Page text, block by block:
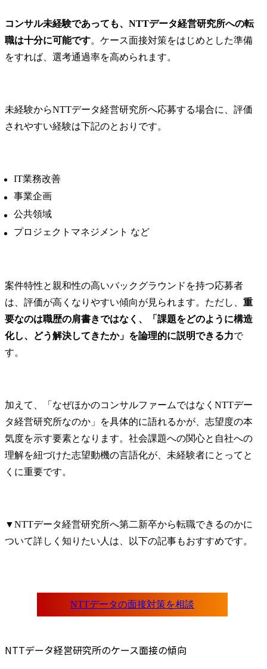
コンサル未経験であっても、NTTデータ経営研究所への転
職は十分に可能です。ケース面接対策をはじめとした準備
をすれば、選考通過率を高められます。
未経験からNTTデータ経営研究所へ応募する場合に、評価
されやすい経験は下記のとおりです。
IT業務改善
事業企画
公共領域
プロジェクトマネジメント など
案件特性と親和性の高いバックグラウンドを持つ応募者
は、評価が高くなりやすい傾向が見られます。ただし、 重
要なのは職歴の肩書きではなく、「課題をどのように構造
化し、どう解決してきたか」を論理的に説明できる力で
す。
加えて、「なぜほかのコンサルファームではなくNTTデー
タ経営研究所なのか」を具体的に語れるかが、志望度の本
気度を示す要素となります。社会課題への関心と自社への
理解を紐づけた志望動機の言語化が、未経験者にとってと
くに重要です。
▼NTTデータ経営研究所へ第二新卒から転職できるのかに
ついて詳しく知りたい人は、以下の記事もおすすめです。
NTTデータ経営研究所のケース面接の傾向